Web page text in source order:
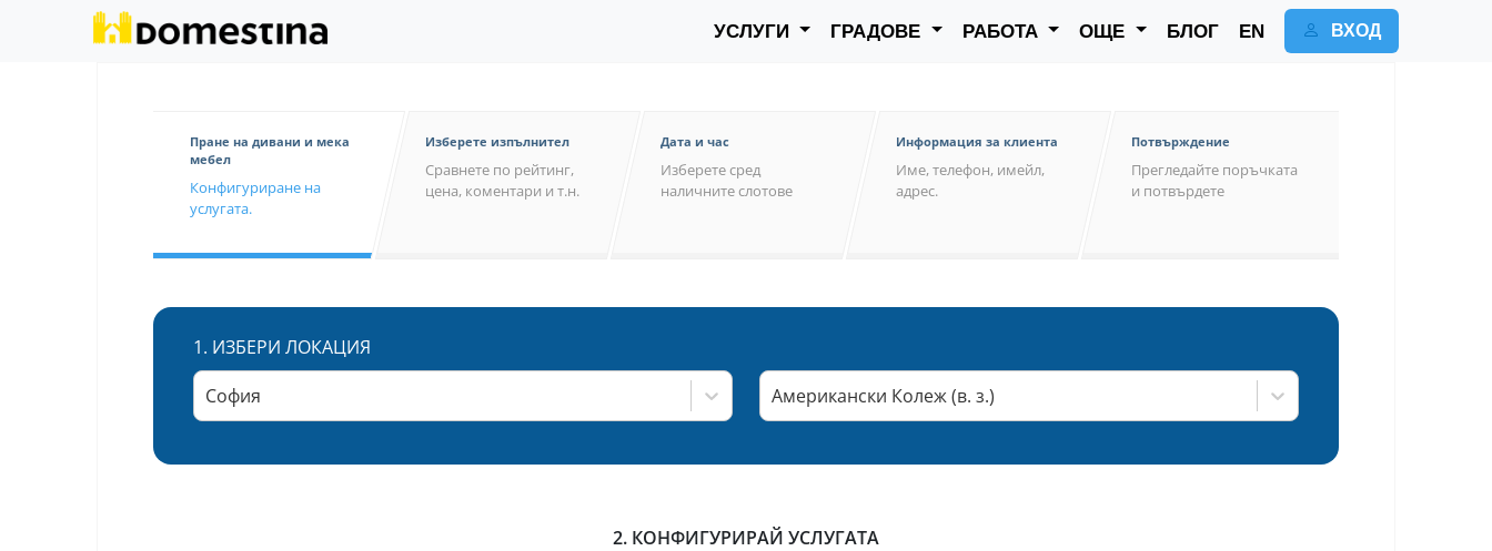
УСЛУГИ ГРАДОВЕ РАБОТА ОЩЕ БЛОГ EN ВХОД
Пране на дивани и мека
мебел
Конфигуриране на
услугата.
Изберете изпълнител
Сравнете по рейтинг,
цена, коментари и т.н.
Дата и час
Изберете сред
наличните слотове
Информация за клиента
Име, телефон, имейл,
адрес.
Потвърждение
Прегледайте поръчкатa
и потвърдете
1. ИЗБЕРИ ЛОКАЦИЯ
София
Американски Колеж (в. з.)
2. КОНФИГУРИРАЙ УСЛУГАТА